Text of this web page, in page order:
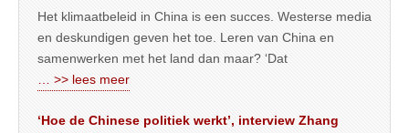
Het klimaatbeleid in China is een succes. Westerse media
en deskundigen geven het toe. Leren van China en
samenwerken met het land dan maar? ‘Dat
… >> lees meer
‘Hoe de Chinese politiek werkt’, interview Zhang